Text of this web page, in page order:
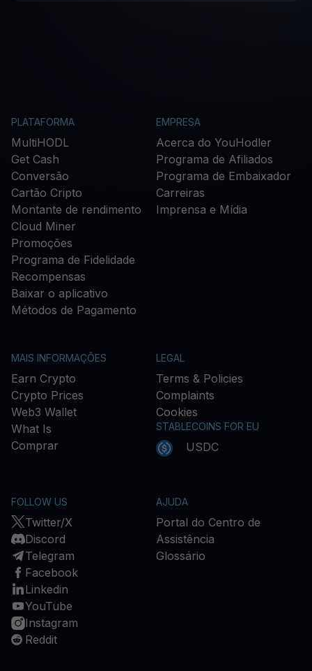
PLATAFORMA
MultiHODL
Get Cash
Conversão
Cartão Cripto
Montante de rendimento
Cloud Miner
Promoções
Programa de Fidelidade
Recompensas
Baixar o aplicativo
Métodos de Pagamento
EMPRESA
Acerca do YouHodler
Programa de Afiliados
Programa de Embaixador
Carreiras
Imprensa e Mídia
MAIS INFORMAÇÕES
Earn Crypto
Crypto Prices
Web3 Wallet
What Is
Comprar
LEGAL
Terms & Policies
Complaints
Cookies
STABLECOINS FOR EU
USDC
FOLLOW US
Twitter/X
Discord
Telegram
Facebook
Linkedin
YouTube
Instagram
Reddit
AJUDA
Portal do Centro de
Assistência
Glossário